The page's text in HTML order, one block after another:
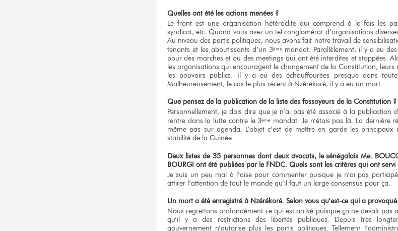
Quelles ont été les actions menées ?
Le front est une organisation hétéroclite qui comprend à la fois les
syndicat, etc. Quand vous avez un tel conglomérat d’organisations
Au niveau des partis politiques, nous avons fait notre travail de
tenants et les aboutissants d’un 3ème mandat. Parallèlement, il y a eu
pour des marches et ou des meetings qui ont été interdites et stoppées.
les organisations qui encouragent le changement de la Constitution, leurs
les pouvoirs publics. Il y a eu des échauffourées presque dans
Malheureusement, le cas le plus récent à Nzérékoré, il y a eu un mort.
Que pensez de la publication de la liste des fossoyeurs de la Constitution ?
Personnellement, je dois dire que je n’ai pas été associé à la publication
rentre dans la lutte contre le 3ème mandat. Je n’étais pas là. La dernière
même pas sur agenda. L’objet c’est de mettre en garde les
stabilité de la Guinée.
Deux listes de 35 personnes dont deux avocats, le sénégalais Me.
BOURGI ont été publiées par le FNDC. Quels sont les critères qui ont
Je suis un peu mal à l’aise pour commenter puisque je n’ai pas
attirer l’attention de tout le monde qu’il faut un large consensus pour ça.
Un mort a été enregistré à Nzérékoré. Selon vous qu’est-ce qui a provoqué
Nous regrettons profondément ce qui est arrivé puisque ça ne devait pas
qu’il y a des restrictions des libertés publiques. Depuis très
gouvernement n’autorise plus les partis politiques. Tellement